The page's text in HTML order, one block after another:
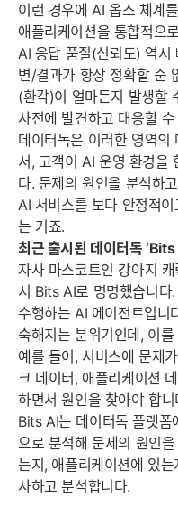
이런 경우에 AI 옵스 체계
애플리케이션을 통합적으
AI 응답 품질(신뢰도) 역시
변/결과가 항상 정확할 순
(환각)이 얼마든지 발생할
사전에 발견하고 대응할
데이터독은 이러한 영역의
서, 고객이 AI 운영 환경을
다. 문제의 원인을 분석하
AI 서비스를 보다 안정적
는 거죠.
최근 출시된 데이터독
자사 마스코트인 강아지 캐
서 Bits AI로 명명했습니
수행하는 AI 에이전트입니
숙해지는 분위기인데, 이
예를 들어, 서비스에 문제
크 데이터, 애플리케이션
하면서 원인을 찾아야 합니
Bits AI는 데이터독 플랫폼
으로 분석해 문제의 원인
는지, 애플리케이션에 있
사하고 분석합니다.